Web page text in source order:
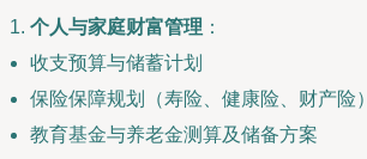
个人与家庭财富管理 ：
收支预算与储蓄计划
保险保障规划（寿险、健康险、财产险）
教育基金与养老金测算及储备方案